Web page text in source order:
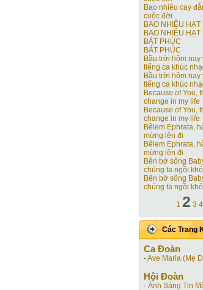
Bao nhiêu cay
cuộc đời
BAO NHIÊU HẠT
BAO NHIÊU HẠT
BÁT PHÚC
BÁT PHÚC
Bầu trời hôm nay
tiếng ca khúc
Bầu trời hôm nay
tiếng ca khúc
Because of You,
change in my life
Because of You,
change in my life
Bêlem Ephrata,
mừng lên đi
Bêlem Ephrata,
mừng lên đi
Bên bờ sông
chúng ta ngồi
Bên bờ sông
chúng ta ngồi
1 2 3 4
Các Trang
Ca Ðoàn
-Ave Maria (Mẹ
Hội Ðoàn
- Ánh Sáng Tin